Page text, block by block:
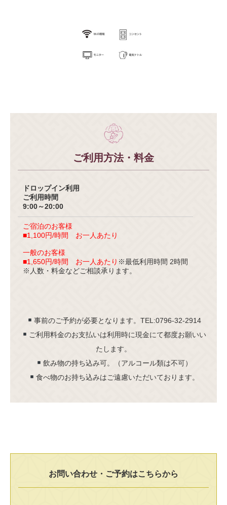
ご利用方法・料金
ドロップイン利用
ご利用時間
9:00～20:00
ご宿泊のお客様
■1,100円/時間 お一人あたり
一般のお客様
■1,650円/時間 お一人あたり ※最低利用時間 2時間
※人数・料金などご相談承ります。
事前のご予約が必要となります。TEL:0796-32-2914
ご利用料金のお支払いは利用時に現金にて都度お願いい
たします。
飲み物の持ち込み可。（アルコール類は不可）
食べ物のお持ち込みはご遠慮いただいております。
お問い合わせ・ご予約はこちらから